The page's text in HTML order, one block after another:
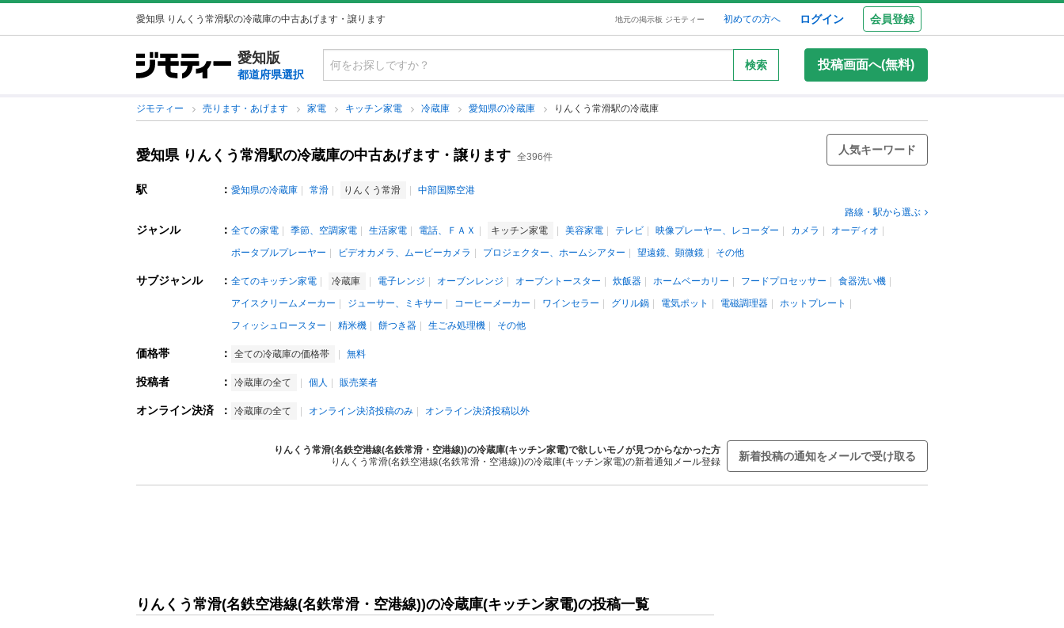
愛知県 りんくう常滑駅の冷蔵庫の中古あげます・譲ります 地元の掲示板 ジモティー 初めての方へ ログイン 会員登録
愛知版
都道府県選択
検索 投稿画面へ(無料)
ジモティー 売ります・あげます 家電 キッチン家電 冷蔵庫 愛知県の冷蔵庫 りんくう常滑駅の冷蔵庫
愛知県 りんくう常滑駅の冷蔵庫の中古あげます・譲ります 全396件
人気キーワード
駅 ： 愛知県の冷蔵庫 常滑 りんくう常滑
中部国際空港
路線・駅から選ぶ
ジャンル ： 全ての家電 季節、空調家電 生活家電 電話、ＦＡＸ キッチン家電 美容家電 テレビ 映像プレーヤー、レコーダー カメラ
オーディオ
ポータブルプレーヤー
ビデオカメラ、ムービーカメラ プロジェクター、ホームシアター 望遠鏡、顕微鏡 その他
サブジャンル ： 全てのキッチン家電 冷蔵庫 電子レンジ オーブンレンジ オーブントースター 炊飯器 ホームベーカリー フードプロセッサー
食器洗い機
アイスクリームメーカー
ジューサー、ミキサー コーヒーメーカー ワインセラー グリル鍋 電気ポット 電磁調理器
ホットプレート
フィッシュロースター
精米機 餅つき器 生ごみ処理機 その他
価格帯 ： 全ての冷蔵庫の価格帯 無料
投稿者 ： 冷蔵庫の全て 個人 販売業者
オンライン決済 ： 冷蔵庫の全て オンライン決済投稿のみ オンライン決済投稿以外
りんくう常滑(名鉄空港線(名鉄常滑・空港線))の冷蔵庫(キッチン家電)で欲しいモノが見つからなかった方
りんくう常滑(名鉄空港線(名鉄常滑・空港線))の冷蔵庫(キッチン家電)の新着通知メール登録
新着投稿の通知をメールで受け取る
りんくう常滑(名鉄空港線(名鉄常滑・空港線))の冷蔵庫(キッチン家電)の投稿一覧